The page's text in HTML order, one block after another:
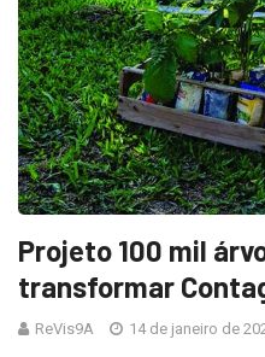
Projeto 100 mil
transformar
ReVis9A 14 de janeiro de